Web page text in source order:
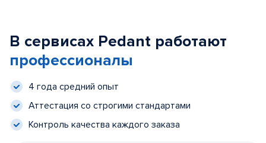
В сервисах Pedant работают
профессионалы
4 года средний опыт
Аттестация со строгими стандартами
Контроль качества каждого заказа